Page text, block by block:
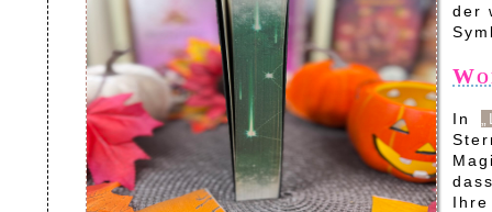
der
In